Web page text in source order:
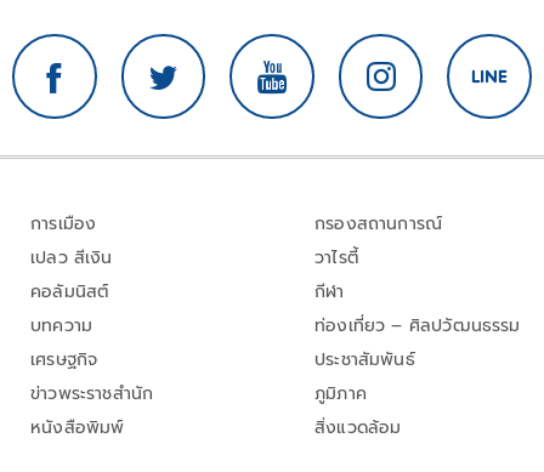
การเมือง
เปลว สีเงิน
คอลัมนิสต์
บทความ
เศรษฐกิจ
ข่าวพระราชสำนัก
หนังสือพิมพ์
กรองสถานการณ์
วาไรตี้
กีฬา
ท่องเที่ยว – ศิลปวัฒนธรรม
ประชาสัมพันธ์
ภูมิภาค
สิ่งแวดล้อม